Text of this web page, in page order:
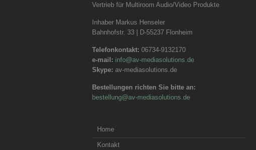
Vertrieb für Multiroom Audio/Video Produkte
Inhaber Markus Henseler
Bahnhofstr. 33 | D-55237 Flonheim
Telefonkontakt: 06734-9132170
e-mail: info@av-mediasolutions.de
Skype: av-mediasolutions.de
Bestellungen richten Sie bitte an:
bestellung@av-mediasolutions.de
Home
Kontakt